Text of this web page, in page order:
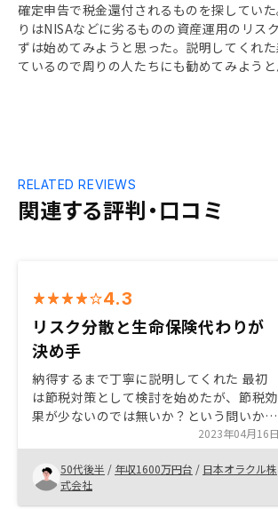
確定申告で税金還付されるものを探してい
りはNISAなどに劣るものの資産運用のリス
ずは始めてみようと思った。説明してくれ
ているので周りの人たちにも勧めてみようと
関連する評判・口コミ
RELATED REVIEWS
4.3
リスク分散と生命保険代わりが
決め手
納得するまで丁寧に説明してくれた 最初
は節税対策として検討を始めたが、節税効
果が少ないのでは無いか？という問いかけ
に対して、既存の投資が偏っているので、
分散投資の意味があるとか、生命保険とし
ての価値もあるとか色々とアドバイスをも
らい、最終的には営業の人柄が後押しにな
2023年04月16日
50代後半 / 年収1600万円台 / 日本オラクル株
式会社